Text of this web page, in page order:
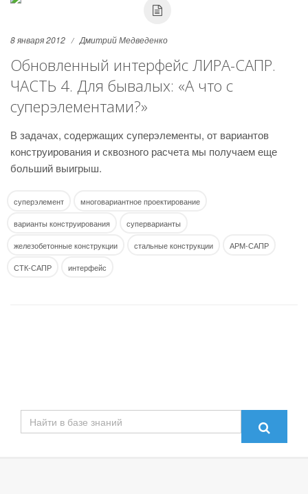
8 января 2012 Дмитрий Медведенко
Обновленный интерфейс ЛИРА-САПР.
ЧАСТЬ 4. Для бывалых: «А что с
суперэлементами?»
В задачах, содержащих суперэлементы, от вариантов
конструирования и сквозного расчета мы получаем еще
больший выигрыш.
суперэлемент
многовариантное проектирование
варианты конструирования
суперварианты
железобетонные конструкции
стальные конструкции
АРМ-САПР
СТК-САПР
интерфейс